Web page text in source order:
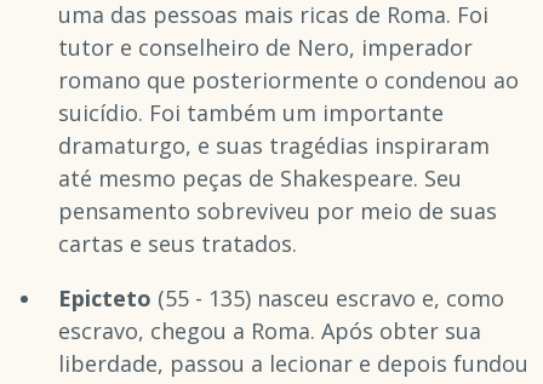
uma das pessoas mais ricas de Roma. Foi
tutor e conselheiro de Nero, imperador
romano que posteriormente o condenou ao
suicídio. Foi também um importante
dramaturgo, e suas tragédias inspiraram
até mesmo peças de Shakespeare. Seu
pensamento sobreviveu por meio de suas
cartas e seus tratados.
Epicteto (55 - 135) nasceu escravo e, como
escravo, chegou a Roma. Após obter sua
liberdade, passou a lecionar e depois fundou